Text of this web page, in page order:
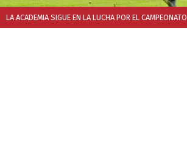
LA ACADEMIA SIGUE EN LA LUCHA POR EL CAMPEONATO